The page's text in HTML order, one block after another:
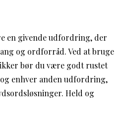
en givende udfordring, der
og ordforråd. Ved at bruge
bør du være godt rustet
enhver anden udfordring,
Held og